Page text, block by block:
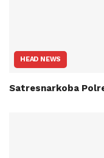
HEAD NEWS
Satresnarkoba